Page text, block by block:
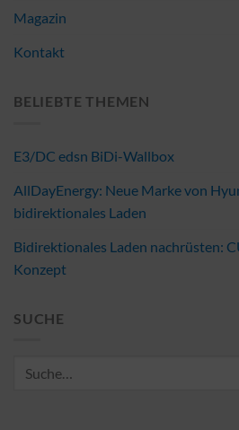
Magazin
Kontakt
BELIEBTE THEMEN
E3/DC edsn BiDi-Wallbox
AllDayEnergy: Neue Marke von
bidirektionales Laden
Bidirektionales Laden nachrüsten:
Konzept
SUCHE